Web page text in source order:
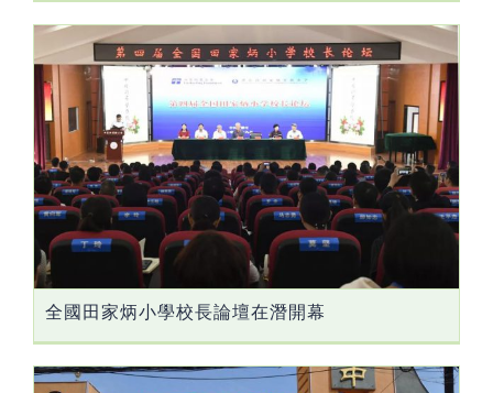
全國田家炳小學校長論壇在潛開幕